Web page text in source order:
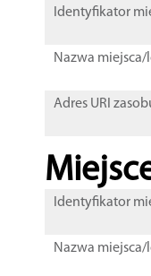
Identyfikator
Nazwa
Adres URI
Identyfikator
Nazwa